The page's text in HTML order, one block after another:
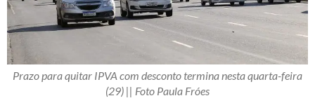
Prazo para quitar IPVA com desconto termina nesta quarta-feira
(29) || Foto Paula Fróes